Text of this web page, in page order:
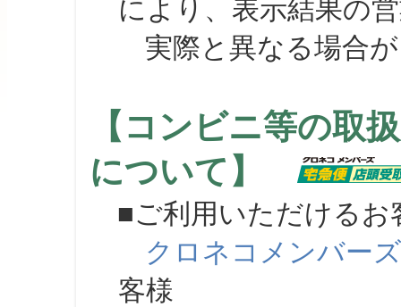
により、表示結果の
実際と異なる場合が
【コンビニ等の取
について】
■ご利用いただけるお
クロネコメンバーズ
客様